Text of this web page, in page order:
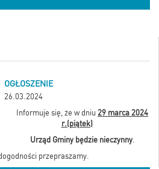
OGŁOSZENIE
26.03.2024
Informuje się, że w dniu 29 marca 2024
r.(piątek)
Urząd Gminy będzie nieczynny.
przepraszamy.